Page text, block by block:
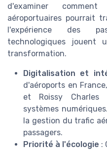
d'examiner
aéroportuaires pourrait
l'expérience des
technologiques jouent
transformation.
Digitalisation et
d'aéroports en
et Roissy Charles
systèmes
la gestion du trafic
passagers.
Priorité à l'écologie :